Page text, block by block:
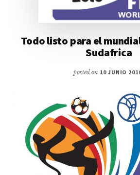
Todo listo para el
Sudafrica
posted on 10 JUNIO